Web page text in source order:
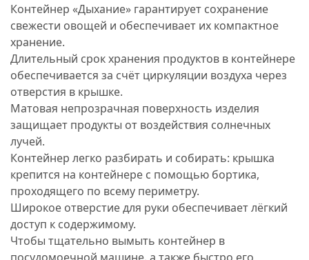
Контейнер «Дыхание» гарантирует сохранение
свежести овощей и обеспечивает их компактное
хранение.
Длительный срок хранения продуктов в контейнере
обеспечивается за счёт циркуляции воздуха через
отверстия в крышке.
Матовая непрозрачная поверхность изделия
защищает продукты от воздействия солнечных
лучей.
Контейнер легко разбирать и собирать: крышка
крепится на контейнере с помощью бортика,
проходящего по всему периметру.
Широкое отверстие для руки обеспечивает лёгкий
доступ к содержимому.
Чтобы тщательно вымыть контейнер в
посудомоечной машине, а также быстро его